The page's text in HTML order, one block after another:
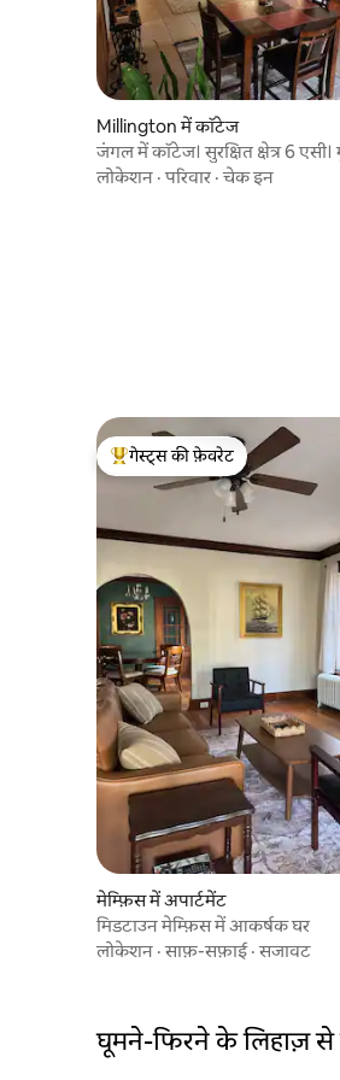
Millington में कॉटेज
जंगल में कॉटेज। सुरक्षित क्षेत्र 6 एसी।
लोकेशन ·परिवार ·चेक इन
गेस्ट्स का टॉप फ़ेवरेट
गेस्ट्स की फ़ेवरेट
मेम्फ़िस में अपार्टमेंट
मिडटाउन मेम्फ़िस में आकर्षक घर
लोकेशन ·साफ़-सफ़ाई·सजावट
घूमने-फिरने के लिहाज़ से